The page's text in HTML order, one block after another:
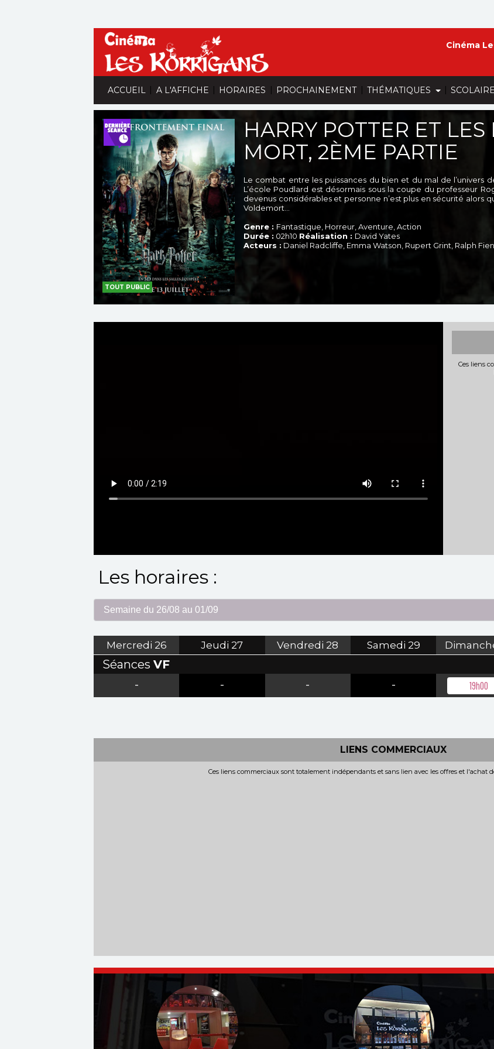
ACCUEIL | A L'AFFICHE | HORAIRES | PROCHAINEMENT | THÉMATIQUES |
Cinéma
TOUT PUBLIC
HARRY POTTER ET
MORT, 2ÈME PARTIE
Le combat entre les puissances du bien et du mal de l’univers
L’école Poudlard est désormais sous la coupe du professeur
devenus considérables et personne n’est plus en sécurité alors
Voldemort…
Genre : Fantastique, Horreur, Aventure, Action
Durée : 02h10 Réalisation : David Yates
Acteurs : Daniel Radcliffe, Emma Watson, Rupert Grint, Ralph
Ces liens
Les horaires :
Mercredi 26 Jeudi 27 Vendredi 28 Samedi 29
Séances VF
-
- - - 19h00
LIENS COMMERCIAUX
Ces liens commerciaux sont totalement indépendants et sans lien avec les offres et l'achat